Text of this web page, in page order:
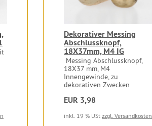
Dekorativer Messing
Abschlussknopf,
18X37mm, M4 IG
Messing Abschlussknopf,
18X37 mm, M4
Innengewinde, zu
dekorativen Zwecken
EUR 3,98
inkl. 19 % USt zzgl. Versandkosten